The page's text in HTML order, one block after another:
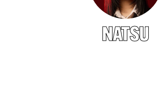
NATSU